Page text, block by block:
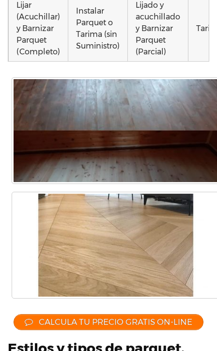
Lijar
(Acuchillar)
y Barnizar
Parquet
(Completo)
Instalar
Parquet o
Tarima (sin
Suministro)
Lijado y
acuchillado
y Barnizar
Parquet
(Parcial)
parquet o
Tarima
Local
Comercial
parquet o
Tarima
Vivienda
(Completa)
parquet o
Tarima
Vivienda
CALCULA TU PRECIO GRATIS ON-LINE